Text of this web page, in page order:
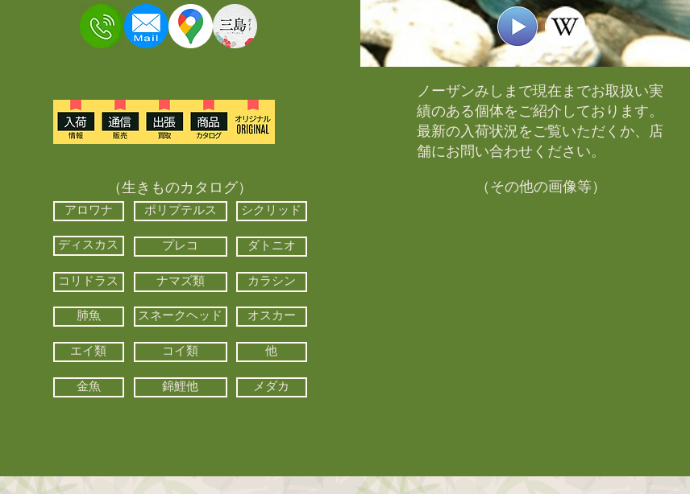
（生きものカタログ）
アロワナ ポリプテルス シクリッド
ディスカス プレコ ダトニオ
コリドラス ナマズ類 カラシン
肺魚 スネークヘッド オスカー
エイ類 コイ類 他
金魚 錦鯉他 メダカ
ノーザンみしまで現在までお取扱い実
績のある個体をご紹介しております。​
最新の入荷状況をご覧いただくか、店
舗にお問い合わせください。​
（その他の画像等）